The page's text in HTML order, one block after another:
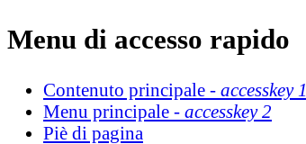
Menu di accesso rapido
Contenuto principale - accesskey 1
Menu principale - accesskey 2
Piè di pagina